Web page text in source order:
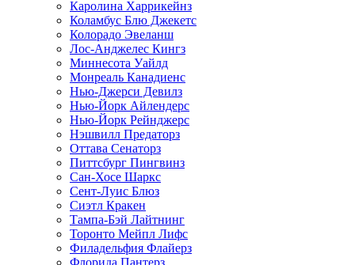
Каролина Харрикейнз
Коламбус Блю Джекетс
Колорадо Эвеланш
Лос-Анджелес Кингз
Миннесота Уайлд
Монреаль Канадиенс
Нью-Джерси Девилз
Нью-Йорк Айлендерс
Нью-Йорк Рейнджерс
Нэшвилл Предаторз
Оттава Сенаторз
Питтсбург Пингвинз
Сан-Хосе Шаркс
Сент-Луис Блюз
Сиэтл Кракен
Тампа-Бэй Лайтнинг
Торонто Мейпл Лифс
Филадельфия Флайерз
Флорида Пантерз